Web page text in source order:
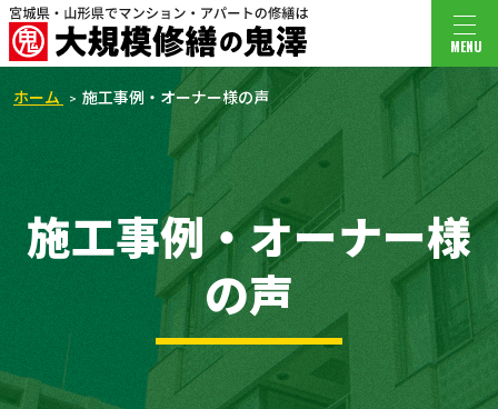
MENU
ホーム 施工事例・オーナー様の声
施工事例・オーナー様
の声